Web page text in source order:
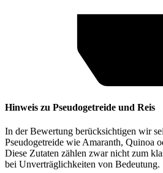
Hinweis zu Pseudogetreide und Reis
In der Bewertung berücksichtigen wir
Pseudogetreide wie Amaranth, Quinoa
Diese Zutaten zählen zwar nicht zum
bei Unverträglichkeiten von Bedeutung.